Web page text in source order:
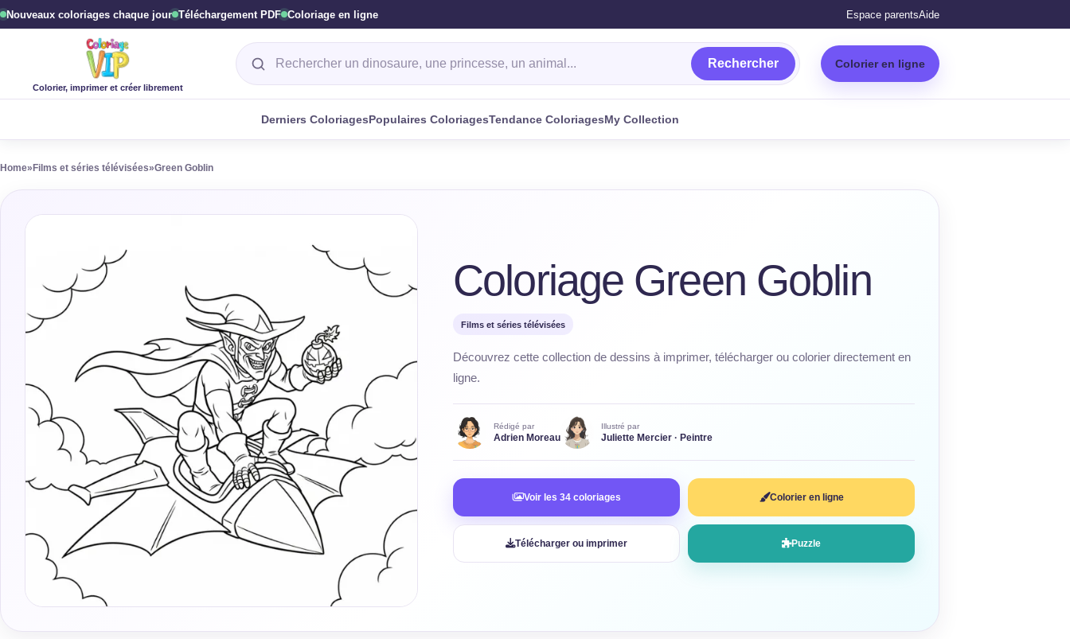
Nouveaux coloriages chaque jour Téléchargement PDF Coloriage en ligne Espace parentsAide
Colorier, imprimer et créer librement
Rechercher un coloriage
Rechercher Colorier en ligne
Derniers ColoriagesPopulaires ColoriagesTendance ColoriagesMy Collection
Home» Films et séries télévisées»Green Goblin
Coloriage Green Goblin
Films et séries télévisées
Découvrez cette collection de dessins à imprimer, télécharger ou colorier directement en
ligne.
Rédigé par
Adrien Moreau
Illustré par
Juliette Mercier · Peintre
Voir les 34 coloriages Colorier en ligne
Télécharger ou imprimer Puzzle